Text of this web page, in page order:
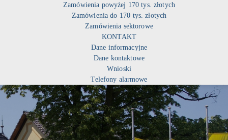
Zamówienia powyżej 170 tys. złotych
Zamówienia do 170 tys. złotych
Zamówienia sektorowe
KONTAKT
Dane informacyjne
Dane kontaktowe
Wnioski
Telefony alarmowe